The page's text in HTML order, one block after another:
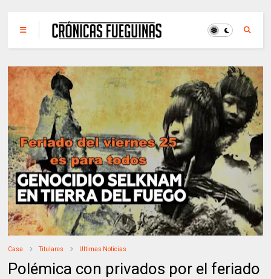
Casa Titulares Ultimas Noticias
Polémica con privados por el feriado